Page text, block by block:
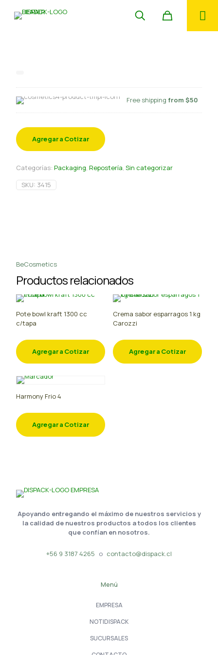
Free shipping from $50
Agregar a Cotizar
Categorías: Packaging, Repostería, Sin categorizar
SKU: 3415
BeCosmetics
Productos relacionados
Pote bowl kraft 1300 cc
c/tapa
Agregar a Cotizar
Crema sabor esparragos 1 kg
Carozzi
Agregar a Cotizar
Harmony Frio 4
Agregar a Cotizar
Apoyando entregando el máximo de nuestros servicios y
la calidad de nuestros productos a todos los clientes
que confían en nosotros.
+56 9 3187 4265 o contacto@dispack.cl
Menú
EMPRESA
NOTIDISPACK
SUCURSALES